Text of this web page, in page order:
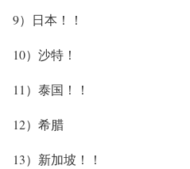
9）日本！！
10）沙特！
11）泰国！！
12）希腊
13）新加坡！！